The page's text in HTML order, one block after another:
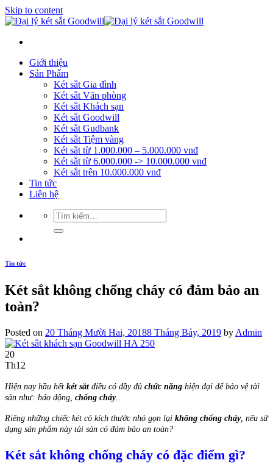
Skip to content
Giới thiệu
Sản Phẩm
Két sắt Gia đình
Két sắt Văn phòng
Két sắt Khách sạn
Két sắt Goodwill
Két sắt Gudbank
Két sắt Tiệm vàng
Két sắt từ 1.000.000 – 5.000.000 vnđ
Két sắt từ 6.000.000 -> 10.000.000 vnđ
Két sắt trên 10.000.000 vnđ
Tin tức
Liên hệ
Tin tức
Két sắt không chống cháy có đảm bảo an
toàn?
Posted on 20 Tháng Mười Hai, 20188 Tháng Bảy, 2019 by Admin
20
Th12
Hiện nay hầu hết két sắtđiều có đầy đủ chức năng hiện đại để bảo vệ tài
sản như: báo động, chống cháy.
Riêng những chiếc két có kích thước nhỏ gọn lại không chống cháy, nếu sử
dụng sản phẩm này tài sản có đảm bảo an toàn?
Két sắt không chống cháy có đặc điểm gì?